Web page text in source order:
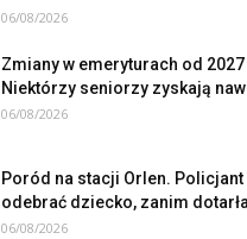
06/08/2026
Zmiany w emeryturach od
Niektórzy seniorzy zyskają
06/08/2026
Poród na stacji Orlen. Policjant
odebrać dziecko, zanim
06/08/2026